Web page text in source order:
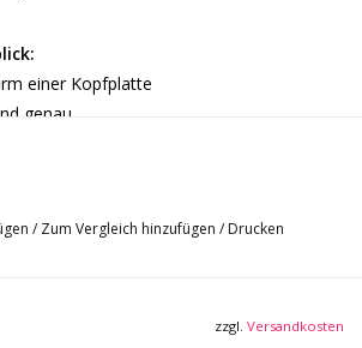
einer Kopfplatte
genau
/ Zum Vergleich hinzufügen / Drucken
zzgl. Versandkosten